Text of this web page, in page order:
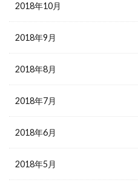
2018年10月
2018年9月
2018年8月
2018年7月
2018年6月
2018年5月